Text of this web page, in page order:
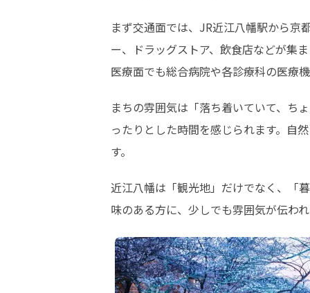
まず交通面では、JR近江八幡駅から
ー、ドラッグストア、飲食店などが集
医療面でも総合病院や各診療科の医療
まちの雰囲気は「落ち着いていて、ち
ったりとした時間を感じられます。自
す。
近江八幡は「観光地」だけでなく、「
味のある方に、少しでも雰囲気が伝わ